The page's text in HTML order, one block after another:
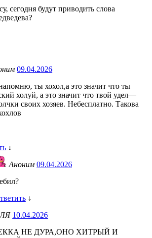
сегодня будут приводить слова
09.04.2026
ты хохол,а это значит что ты
холуй, а это значит что твой удел—
своих хозяев. Небесплатно. Такова
↓
Аноним 09.04.2026
↓
10.04.2026
НЕ ДУРА,ОНО ХИТРЫЙ И